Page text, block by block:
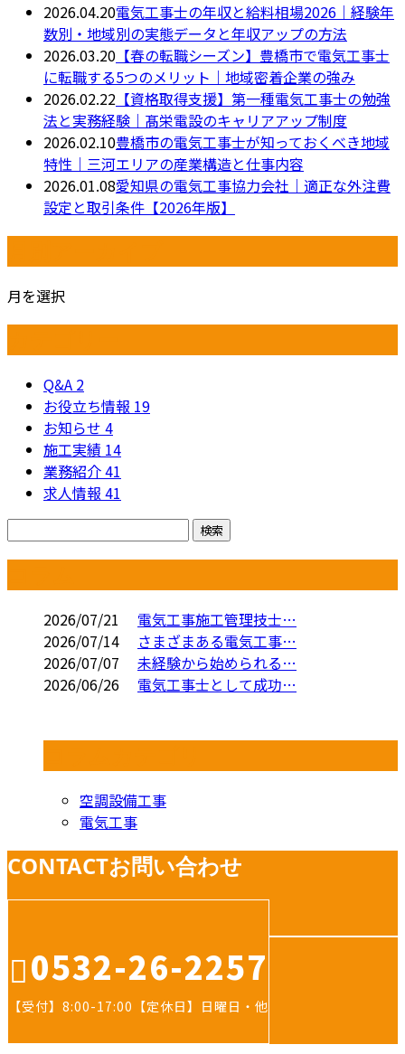
2026.04.20電気工事士の年収と給料相場2026｜経験年
数別・地域別の実態データと年収アップの方法
2026.03.20 【春の転職シーズン】豊橋市で電気工事士
に転職する5つのメリット｜地域密着企業の強み
2026.02.22 【資格取得支援】第一種電気工事士の勉強
法と実務経験｜髙栄電設のキャリアアップ制度
2026.02.10豊橋市の電気工事士が知っておくべき地域
特性｜三河エリアの産業構造と仕事内容
2026.01.08愛知県の電気工事協力会社｜適正な外注費
設定と取引条件【2026年版】
月を選択
Q&A 2
お役立ち情報 19
お知らせ 4
施工実績 14
業務紹介41
求人情報 41
2026/07/21
電気工事施工管理技士…
2026/07/14
さまざまある電気工事…
2026/07/07
未経験から始められる…
2026/06/26
電気工事士として成功…
空調設備工事
電気工事
CONTACTお問い合わせ
0532-26-2257
【受付】8:00-17:00【定休日】日曜日・他